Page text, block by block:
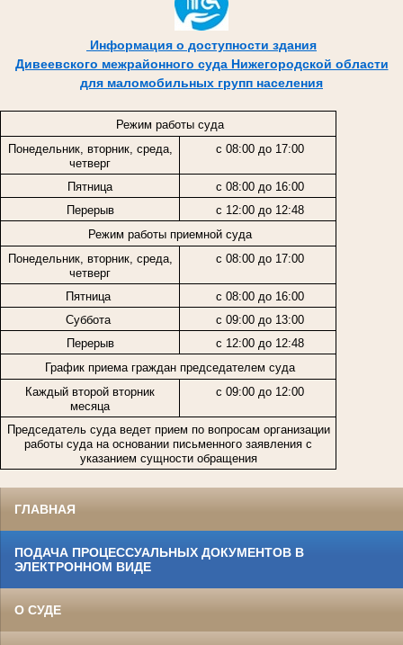
Информация о доступности здания
Дивеевского межрайонного суда Нижегородской области
для маломобильных групп населения
Режим работы суда
Понедельник, вторник, среда,
четверг
с 08:00 до 17:00
Пятница
с 08:00 до 16:00
Перерыв
с 12:00 до 12:48
Режим работы приемной суда
Понедельник, вторник, среда,
четверг
с 08:00 до 17:00
Пятница
с 08:00 до 16:00
Суббота
с 09:00 до 13:00
Перерыв
с 12:00 до 12:48
График приема граждан председателем суда
Каждый второй вторник
месяца
с 09:00 до 12:00
Председатель суда ведет прием по вопросам организации
работы суда на основании письменного заявления с
указанием сущности обращения
ГЛАВНАЯ
ПОДАЧА ПРОЦЕССУАЛЬНЫХ ДОКУМЕНТОВ В
ЭЛЕКТРОННОМ ВИДЕ
О СУДЕ